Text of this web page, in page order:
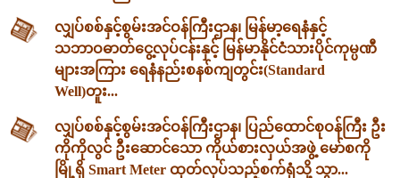
လျှပ်စစ်နှင့်စွမ်းအင်ဝန်ကြီးဌာန၊ မြန်မာ့ရေနံနှင့်
သဘာဝဓာတ်ငွေ့လုပ်ငန်းနှင့် မြန်မာနိုင်ငံသားပိုင်ကုမ္ပဏီ
များအကြား ရေနံနည်းစနစ်ကျတွင်း(Standard
Well)တူး...
လျှပ်စစ်နှင့်စွမ်းအင်ဝန်ကြီးဌာန၊ ပြည်ထောင်စုဝန်ကြီး ဦး
ကိုကိုလွင် ဦးဆောင်သော ကိုယ်စားလှယ်အဖွဲ့ မော်စကို
မြို့ရှိ Smart Meter ထုတ်လုပ်သည့်စက်ရုံသို့ သွာ...